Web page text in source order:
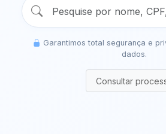
Garantimos total segurança e
dados.
Consultar